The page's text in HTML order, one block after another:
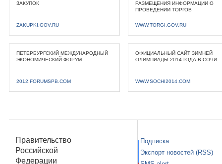
ЗАКУПОК
ZAKUPKI.GOV.RU
РАЗМЕЩЕНИЯ ИНФОРМАЦИИ О
ПРОВЕДЕНИИ ТОРГОВ
WWW.TORGI.GOV.RU
ПЕТЕРБУРГСКИЙ МЕЖДУНАРОДНЫЙ
ЭКОНОМИЧЕСКИЙ ФОРУМ
2012.FORUMSPB.COM
ОФИЦИАЛЬНЫЙ САЙТ ЗИМНЕЙ
ОЛИМПИАДЫ 2014 ГОДА В СОЧИ
WWW.SOCHI2014.COM
Правительство
Российской
Федерации
Подписка
Экспорт новостей (RSS)